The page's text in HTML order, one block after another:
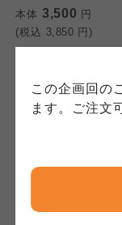
この企画回の
ます。ご注文
本体 3,500 円
(税込 3,850 円)
れています。
保護方針」に
クしてご確認
ご確認くださ